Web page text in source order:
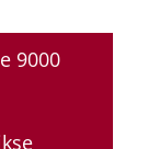
9000